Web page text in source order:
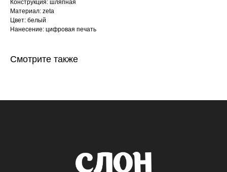
Конструкция: шляпная
Материал: zeta
Цвет: белый
Нанесение: цифровая печать
Смотрите также